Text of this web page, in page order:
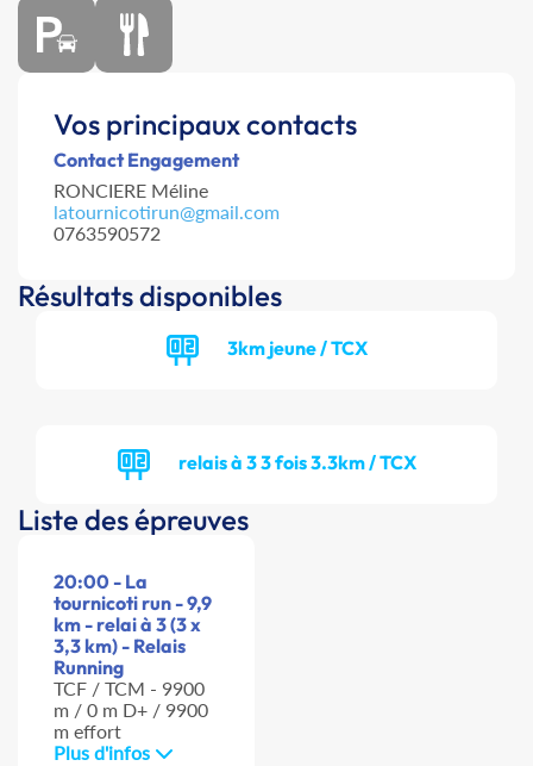
Vos principaux contacts
Contact Engagement
RONCIERE Méline
latournicotirun@gmail.com
0763590572
Résultats disponibles
3km jeune / TCX
relais à 3 3 fois 3.3km / TCX
Liste des épreuves
20:00 - La
tournicoti run - 9,9
km - relai à 3 (3 x
3,3 km) - Relais
Running
TCF / TCM - 9900
m / 0 m D+ / 9900
m effort
Plus d'infos